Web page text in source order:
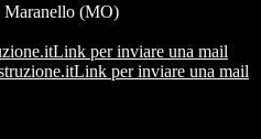
Maranello (MO)
Link per inviare una mail
Link per inviare una mail